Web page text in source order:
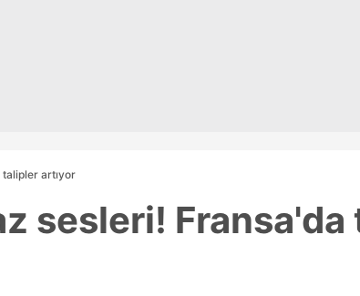
artıyor
sesleri!